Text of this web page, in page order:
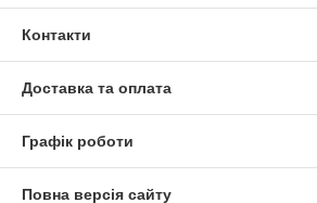
Контакти
Доставка та оплата
Графік роботи
Повна версія сайту